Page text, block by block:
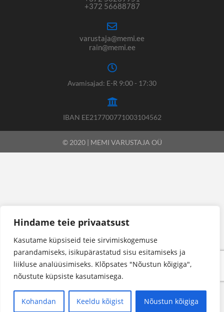
Hindame teie privaatsust
Kasutame küpsiseid teie sirvimiskogemuse
parandamiseks, isikupärastatud sisu esitamiseks ja
liikluse analüüsimiseks. Klõpsates "Nõustun kõigiga",
nõustute küpsiste kasutamisega.
Kohandan Keeldu kõigist Nõustun kõigiga
+372 56688787
varustaja@memi.ee
rain@memi.ee
Avamisajad: E-R 9:00 - 17:30
IBAN EE217700771003104562
© 2020 | MEMI VARUSTAJA OÜ